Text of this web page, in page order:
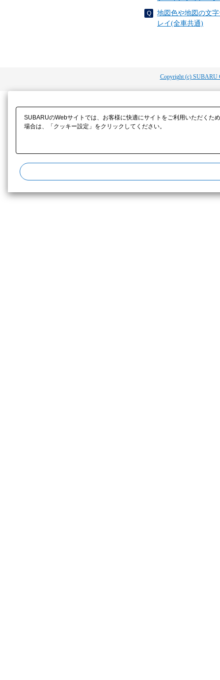
地図色や地図の文
レイ(全車共通)
Copyright (c) SUBARU
SUBARUのWebサイトでは、お客様に快適にサイトをご利用いただく
場合は、「クッキー設定」をクリックしてください。​